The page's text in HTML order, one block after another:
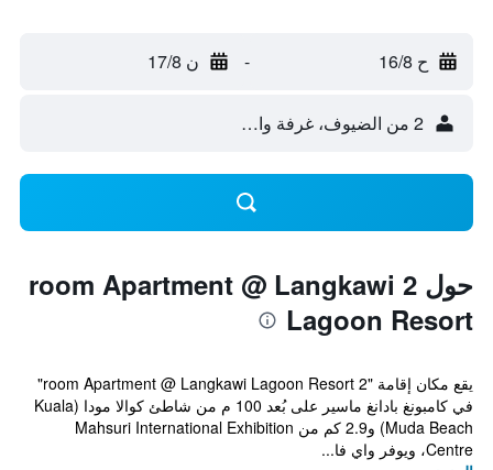
ح 16/8 - ن 17/8
2 من الضيوف، غرفة واحدة
حول 2 room Apartment @ Langkawi
Lagoon Resort
يقع مكان إقامة "2 room Apartment @ Langkawi Lagoon Resort"
في كامبونغ بادانغ ماسير على بُعد 100 م من شاطئ كوالا مودا (Kuala
Muda Beach) و2.9 كم من Mahsuri International Exhibition
Centre، ويوفر واي فا...